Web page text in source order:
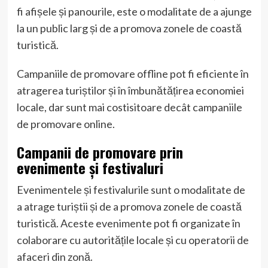
fi afișele și panourile, este o modalitate de a ajunge
la un public larg și de a promova zonele de coastă
turistică.
Campaniile de promovare offline pot fi eficiente în
atragerea turiștilor și în îmbunătățirea economiei
locale, dar sunt mai costisitoare decât campaniile
de promovare online.
Campanii de promovare prin
evenimente și festivaluri
Evenimentele și festivalurile sunt o modalitate de
a atrage turiștii și de a promova zonele de coastă
turistică. Aceste evenimente pot fi organizate în
colaborare cu autoritățile locale și cu operatorii de
afaceri din zonă.